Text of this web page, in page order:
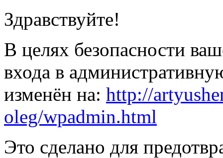
Здравствуйте!
В целях безопасности
входа в
изменён на: http://
oleg/wpadmin.html
Это сделано для